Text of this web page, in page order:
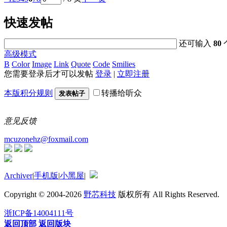
快速发帖
还可输入80
高级模式
B Color Image Link Quote Code Smilies
您需要登录后才可以发帖 登录 | 立即注册
本版积分规则 发表帖子 转播给听众
意见反馈
mcuzonehz@foxmail.com
Archiver|手机版|小黑屋|
Copyright © 2004-2026 野芯科技 版权所有 All Rights Reserved.
浙ICP备14004111号
返回顶部 返回版块